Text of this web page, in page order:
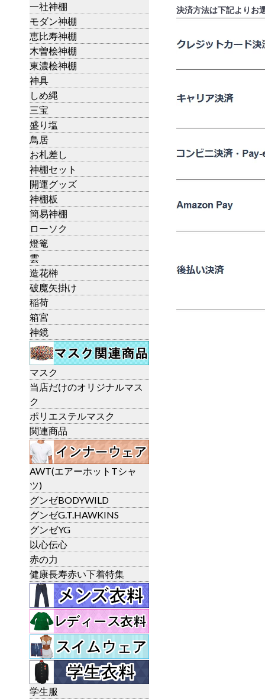
一社神棚
モダン神棚
恵比寿神棚
木曽桧神棚
東濃桧神棚
神具
しめ縄
三宝
盛り塩
鳥居
お札差し
神棚セット
開運グッズ
神棚板
簡易神棚
ローソク
燈篭
雲
造花榊
破魔矢掛け
稲荷
箱宮
神鏡
マスク
当店だけのオリジナルマス
ク
ポリエステルマスク
関連商品
AWT(エアーホットTシャ
ツ)
グンゼBODYWILD
グンゼG.T.HAWKINS
グンゼYG
以心伝心
赤の力
健康長寿赤い下着特集
学生服
決済方法は下記よりお